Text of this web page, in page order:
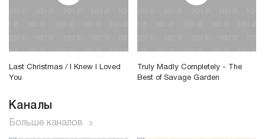
Last Christmas / I Knew I Loved
You
Truly Madly Completely - The
Best of Savage Garden
Каналы
Больше каналов